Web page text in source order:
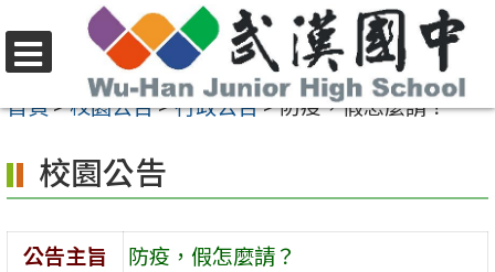
至
內
容
區
選
單
首頁>校園公告>行政公告>防疫，假怎麼請？
校園公告
公告主旨
防疫，假怎麼請？